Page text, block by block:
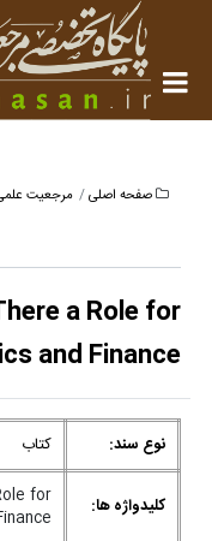
صفحه اصلی مرجعیت
a Role for
and Finance?
نوع سند: کتاب
کلیدواژه ها:
for